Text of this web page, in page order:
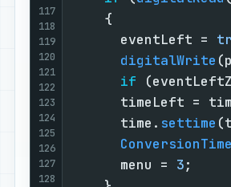
117
118
119
120
121
122
123
124
125
126
127
128
      eventLeft =
digitalWrite
if
      time.
settime
      menu =
3